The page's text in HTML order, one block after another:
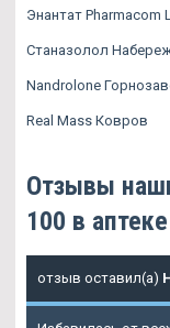
Энантат Pharmacom
Станазолол
Nandrolone
Real Mass Ковров
Отзывы
100 в
отзыв оставил(а)